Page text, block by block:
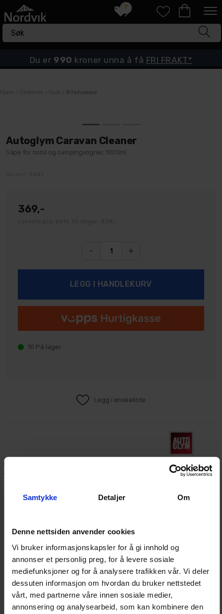
Samtykke Detaljer Om
Denne nettsiden anvender cookies
Vi bruker informasjonskapsler for å gi innhold og
annonser et personlig preg, for å levere sosiale
mediefunksjoner og for å analysere trafikken vår. Vi deler
dessuten informasjon om hvordan du bruker nettstedet
vårt, med partnerne våre innen sosiale medier,
annonsering og analysearbeid, som kan kombinere den
7
Du er 990 kroner unna å få FRI FRAKT*
Autoglym Caravan Cleaner
Såpe for bobil og campingvogner, 1000ml
369,-
- +
10 På lager
Legg i ønskeliste
Beskrivelse
Autoglym Caravan Cleaner er et meget
formål. Det kan brukes til å rengjøre lakk, metall, gummi,
akryl, fiberglass, hjul, vinduer, pyntelister, arbeidsflater,
syntetiske stoffer, tepper, kokeplater, vaskbar veggtapet
og liknende overflater. Det er også et utmerket valg for
fjerning av vinteralger og de sorte svarte stripene som
iritererer alle bileiere. Dette er en flaske som du bør ha
med deg neste gang du reiser!